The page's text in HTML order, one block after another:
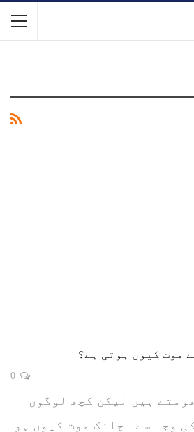
موت کیوں ہوتی ہے؟
ہیں لیکن کچھ لوگوں
وجہ سے اچانک موت کیوں ہو